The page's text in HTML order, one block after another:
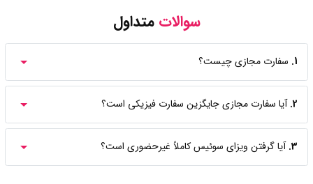
سوالاتمتداول
1. سفارت مجازی چیست؟
2. آیا سفارت مجازی جایگزین سفارت فیزیکی است؟
3. آیا گرفتن ویزای سوئیس کاملاً غیرحضوری است؟